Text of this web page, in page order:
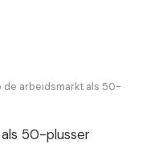
de arbeidsmarkt als 50-
50-plusser